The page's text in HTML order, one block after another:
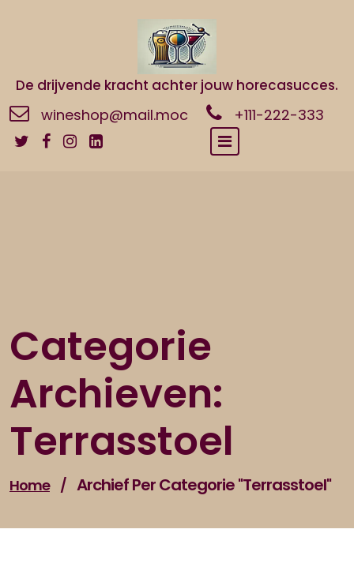
De drijvende kracht achter jouw horecasucces.
wineshop@mail.moc +111-222-333
Categorie
Archieven:
Terrasstoel
Home / Archief Per Categorie "terrasstoel"